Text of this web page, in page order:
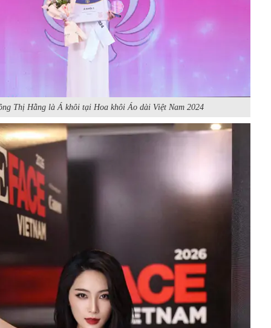
Thị Hằng là Á khôi tại Hoa khôi Áo dài Việt Nam 2024